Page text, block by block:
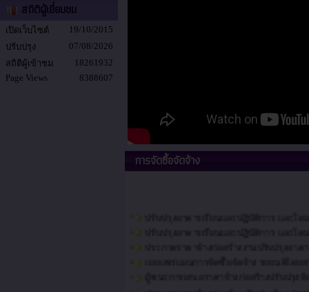
สถิติผู้เยี่ยมชม
เปิดเว็บไซต์
19/10/2015
ปรับปรุง
07/08/2026
สถิติผู้เข้าชม
18261932
Page Views
8388607
การจัดซื้อจัดจ้าง